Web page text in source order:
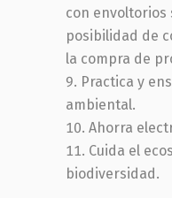
con envoltorios
posibilidad de
la compra de
Practica y
ambiental.
Ahorra
Cuida el
biodiversidad.